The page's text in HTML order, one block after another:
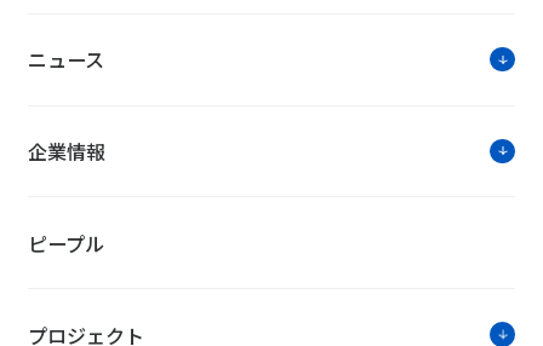
ニュース
企業情報
ピープル
プロジェクト